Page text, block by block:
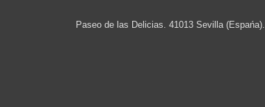
Paseo de las Delicias. 41013 Sevilla (Espańa).